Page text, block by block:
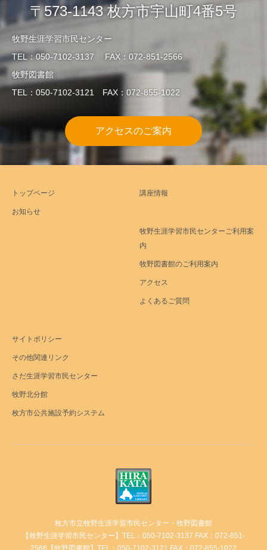
〒573-1143 枚方市宇山町4番5号
牧野生涯学習市民センター
TEL：050-7102-3137 FAX：072-851-2566
牧野図書館
TEL：050-7102-3121 FAX：072-855-1022
アクセスのご案内
トップページ
お知らせ
講座情報
牧野生涯学習市民センターご利用案
内
牧野図書館のご利用案内
アクセス
よくあるご質問
サイトポリシー
その他関連リンク
さだ生涯学習市民センター
牧野北分館
枚方市公共施設予約システム
枚方市立牧野生涯学習市民センター・牧野図書館
【牧野生涯学習市民センター】TEL：050-7102-3137 FAX：072-851-